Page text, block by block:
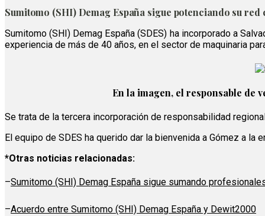
Sumitomo (SHI) Demag España sigue potenciando su
Sumitomo (SHI) Demag España (SDES) ha incorporado a
experiencia de más de 40 años, en el sector de maquinaria
En la imagen, el responsable de
Se trata de la tercera incorporación de responsabilidad
El equipo de SDES ha querido dar la bienvenida a Gómez a
*Otras noticias relacionadas:
–Sumitomo (SHI) Demag España sigue sumando
–Acuerdo entre Sumitomo (SHI) Demag España y Dewit2000